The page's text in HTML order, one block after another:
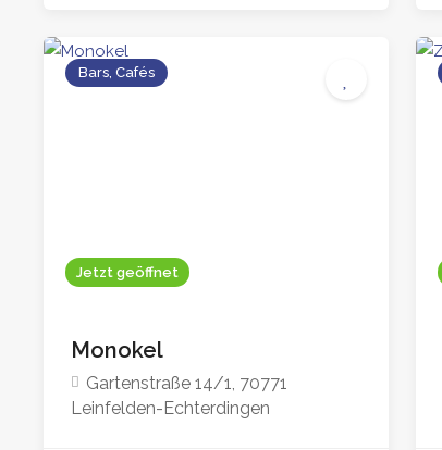
Jetzt geöffnet
Bars, Cafés
Monokel
Gartenstraße 14/1, 70771
Leinfelden-Echterdingen